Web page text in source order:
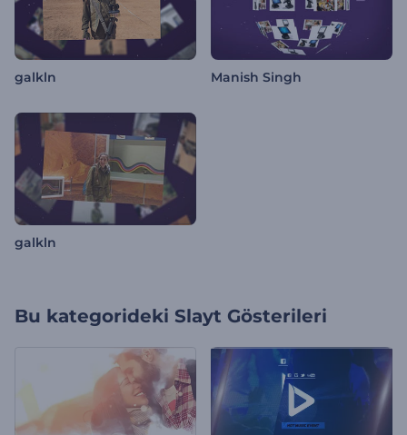
galkln Manish Singh
galkln
Bu kategorideki Slayt Gösterileri